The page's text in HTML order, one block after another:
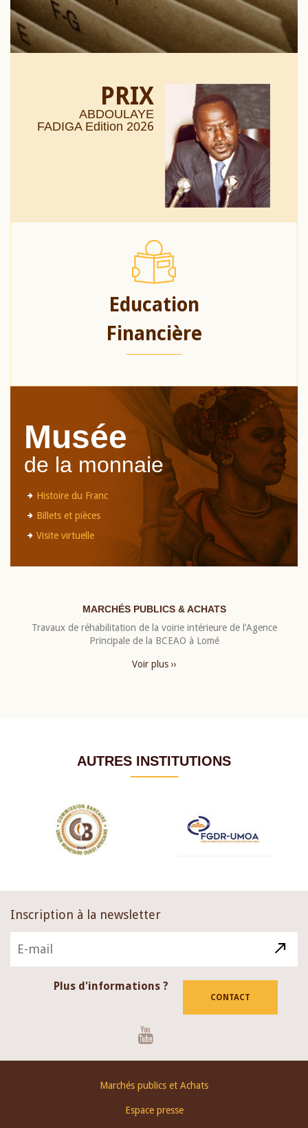
PRIX
ABDOULAYE
FADIGA Edition 2026
Education
Financière
Musée
de la monnaie
Histoire du Franc
Billets et pièces
Visite virtuelle
MARCHÉS PUBLICS & ACHATS
Travaux de réhabilitation de la voirie intérieure de l’Agence
Principale de la BCEAO à Lomé
Voir plus ››
AUTRES INSTITUTIONS
Inscription à la newsletter
Plus d'informations ?
CONTACT
Marchés publics et Achats
Espace presse